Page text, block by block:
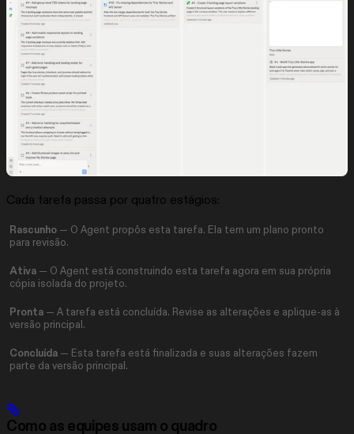
Cada tarefa passa por quatro estágios:
Rascunho — O Agent propôs esta tarefa. Ela tem um plano pronto
para revisão.
Ativa — O Agent está construindo esta tarefa agora em sua própria
cópia isolada do projeto.
Pronta — A tarefa está concluída. Revise as alterações e aplique-as à
versão principal.
Concluída — Esta tarefa está finalizada e suas alterações fazem
parte da versão principal.
Como as equipes usam o quadro